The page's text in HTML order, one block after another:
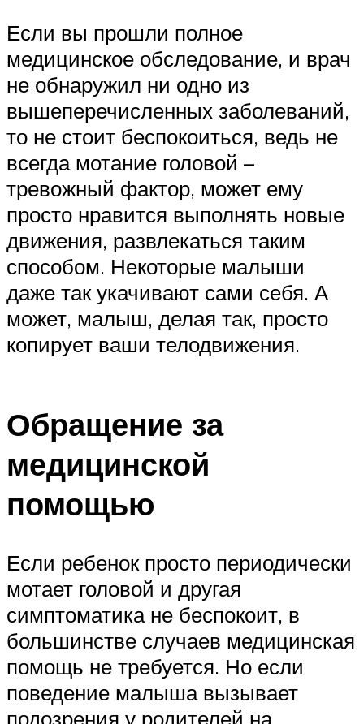
Если вы прошли полное
медицинское обследование, и врач
не обнаружил ни одно из
вышеперечисленных заболеваний,
то не стоит беспокоиться, ведь не
всегда мотание головой –
тревожный фактор, может ему
просто нравится выполнять новые
движения, развлекаться таким
способом. Некоторые малыши
даже так укачивают сами себя. А
может, малыш, делая так, просто
копирует ваши телодвижения.
Обращение за
медицинской
помощью
Если ребенок просто периодически
мотает головой и другая
симптоматика не беспокоит, в
большинстве случаев медицинская
помощь не требуется. Но если
поведение малыша вызывает
подозрения у родителей на